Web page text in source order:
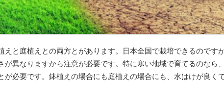
えと庭植えとの両方とがあります。日本全国で栽培できるのです
が異なりますから注意が必要です。特に寒い地域で育てるのなら
が必要です。鉢植えの場合にも庭植えの場合にも、水はけが良く